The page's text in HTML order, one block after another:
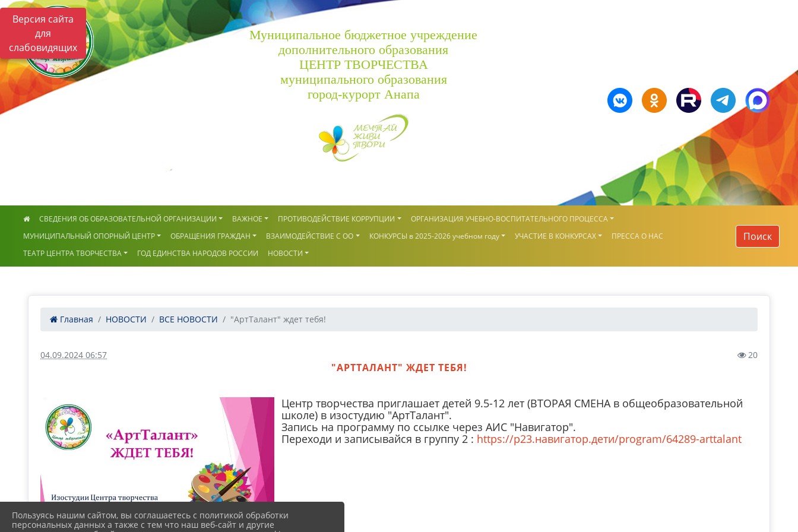
Версия сайта
для
слабовидящих
Муниципальное бюджетное учреждение
дополнительного образования
ЦЕНТР ТВОРЧЕСТВА
муниципального образования
город-курорт Анапа
СВЕДЕНИЯ ОБ ОБРАЗОВАТЕЛЬНОЙ ОРГАНИЗАЦИИ ВАЖНОЕ ПРОТИВОДЕЙСТВИЕ КОРРУПЦИИ
ОРГАНИЗАЦИЯ УЧЕБНО-ВОСПИТАТЕЛЬНОГО ПРОЦЕССА
МУНИЦИПАЛЬНЫЙ ОПОРНЫЙ ЦЕНТР
ОБРАЩЕНИЯ ГРАЖДАН ВЗАИМОДЕЙСТВИЕ С ОО КОНКУРСЫ в 2025-2026 учебном году УЧАСТИЕ В КОНКУРСАХ
ПРЕССА О НАС
ТЕАТР ЦЕНТРА ТВОРЧЕСТВА
ГОД ЕДИНСТВА НАРОДОВ РОССИИ НОВОСТИ
Поиск
Главная НОВОСТИ ВСЕ НОВОСТИ "АртТалант" ждет тебя!
04.09.2024 06:57 20
"АРТТАЛАНТ" ЖДЕТ ТЕБЯ!
Центр творчества приглашает детей 9.5-12 лет (ВТОРАЯ СМЕНА в общеобразовательной
школе) в изостудию "АртТалант".
Запись на программу по ссылке через АИС "Навигатор".
Переходи и записывайся в группу 2 : https://р23.навигатор.дети/program/64289-arttalant
Пользуясь нашим сайтом, вы соглашаетесь с политикой обработки
персональных данных а также с тем что наш веб-сайт и другие